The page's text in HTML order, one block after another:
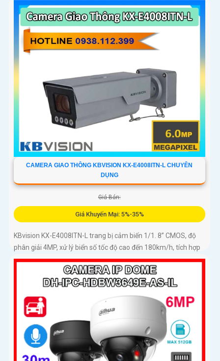
Full Color trong khoảng cách 40m vào ban đêm giúp camera
có màu rõ nét như ban ngày
CAMERA GIAO THÔNG KBVISION KX-E4008ITN-L CHUYÊN
DỤNG
Giá Bán:
Giá Khuyến Mại: 5%-35%
KBvision KX-E4008ITN-L trang bị cảm biến 1/1. 8” CMOS, độ
phân giải 4MP, xử lý biển số tốc độ cao đến 180km/h, tích hợp
GPS, LED sáng ấm, chuẩn IP67/IK10, khả năng phân tích vi
phạm vượt trội: lấn làn, đi ngược chiều, phát hiện kẹt xe, ANPR
chính xác >99%